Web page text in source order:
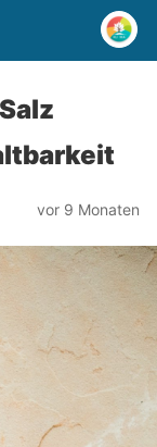
vor 9 Monaten